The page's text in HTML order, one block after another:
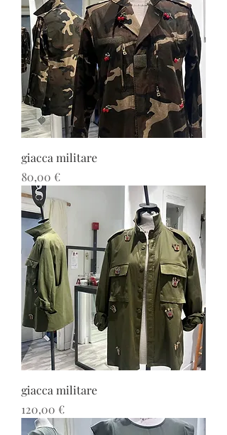
giacca militare
Prezzo
80,00 €
giacca militare
Prezzo
120,00 €